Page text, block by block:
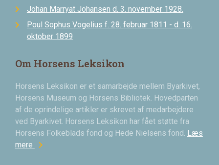
Johan Marryat Johansen d. 3. november 1928.
Poul Sophus Vogelius f. 28. februar 1811 - d. 16.
oktober 1899
Om Horsens Leksikon
Horsens Leksikon er et samarbejde mellem Byarkivet,
Horsens Museum og Horsens Bibliotek. Hovedparten
af de oprindelige artikler er skrevet af medarbejdere
ved Byarkivet. Horsens Leksikon har fået støtte fra
Horsens Folkeblads fond og Hede Nielsens fond. Læs
mere chevron_right